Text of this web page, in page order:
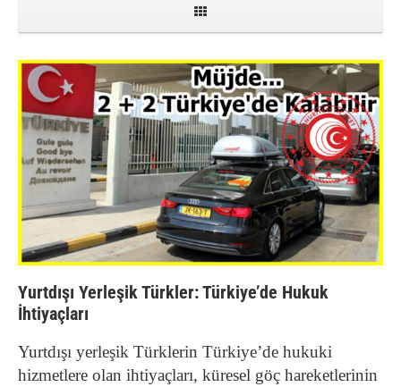
Yurtdışı Yerleşik Türkler: Türkiye’de Hukuk
İhtiyaçları
Yurtdışı yerleşik Türklerin Türkiye’de hukuki
hizmetlere olan ihtiyaçları, küresel göç hareketlerinin